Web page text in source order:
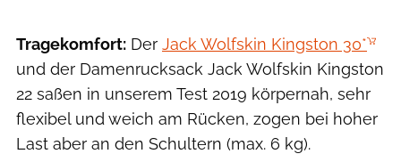
Tragekomfort: Der Jack Wolfskin Kingston 30*
und der Damenrucksack Jack Wolfskin Kingston
22 saßen in unserem Test 2019 körpernah, sehr
flexibel und weich am Rücken, zogen bei hoher
Last aber an den Schultern (max. 6 kg).